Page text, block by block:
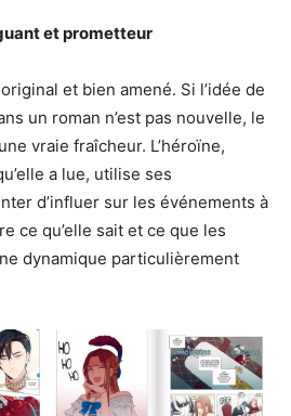
et prometteur
et bien amené. Si l’idée de
un roman n’est pas nouvelle, le
vraie fraîcheur. L’héroïne,
a lue, utilise ses
d’influer sur les événements à
ce qu’elle sait et ce que les
dynamique particulièrement